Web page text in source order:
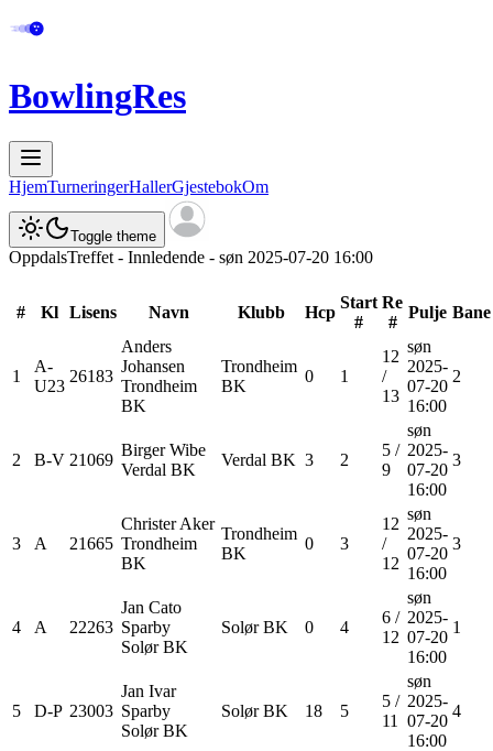
BowlingRes
HjemTurneringerHallerGjestebokOm
Toggle theme
OppdalsTreffet - Innledende - søn 2025-07-20 16:00
# Kl Lisens Navn Klubb Hcp
Start
#
Re
#
Pulje Bane
1
A-
U23
26183
Anders
Johansen
Trondheim
BK
Trondheim
BK
0 1
12
/
13
søn
2025-
07-20
16:00
2
2 B-V 21069
Birger Wibe
Verdal BK
Verdal BK 3 2
5 /
9
søn
2025-
07-20
16:00
3
3 A 21665
Christer Aker
Trondheim
BK
Trondheim
BK
0 3
12
/
12
søn
2025-
07-20
16:00
3
4 A 22263
Jan Cato
Sparby
Solør BK
Solør BK 0 4
6 /
12
søn
2025-
07-20
16:00
1
5 D-P 23003
Jan Ivar
Sparby
Solør BK
Solør BK 18 5
5 /
11
søn
2025-
07-20
16:00
4